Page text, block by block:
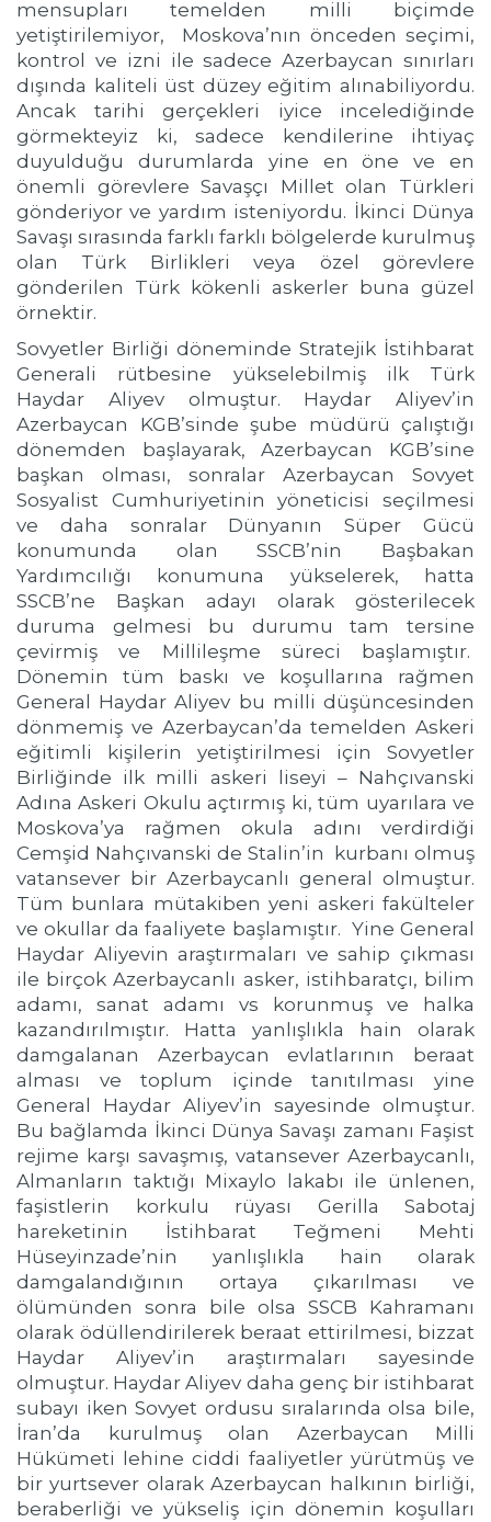
mensupları temelden milli biçimde
yetiştirilemiyor, Moskova’nın önceden seçimi,
kontrol ve izni ile sadece Azerbaycan sınırları
dışında kaliteli üst düzey eğitim alınabiliyordu.
Ancak tarihi gerçekleri iyice incelediğinde
görmekteyiz ki, sadece kendilerine ihtiyaç
duyulduğu durumlarda yine en öne ve en
önemli görevlere Savaşçı Millet olan Türkleri
gönderiyor ve yardım isteniyordu. İkinci Dünya
Savaşı sırasında farklı farklı bölgelerde kurulmuş
olan Türk Birlikleri veya özel görevlere
gönderilen Türk kökenli askerler buna güzel
örnektir.
Sovyetler Birliği döneminde Stratejik İstihbarat
Generali rütbesine yükselebilmiş ilk Türk
Haydar Aliyev olmuştur. Haydar Aliyev’in
Azerbaycan KGB’sinde şube müdürü çalıştığı
dönemden başlayarak, Azerbaycan KGB’sine
başkan olması, sonralar Azerbaycan Sovyet
Sosyalist Cumhuriyetinin yöneticisi seçilmesi
ve daha sonralar Dünyanın Süper Gücü
konumunda olan SSCB’nin Başbakan
Yardımcılığı konumuna yükselerek, hatta
SSCB’ne Başkan adayı olarak gösterilecek
duruma gelmesi bu durumu tam tersine
çevirmiş ve Millileşme süreci başlamıştır.
Dönemin tüm baskı ve koşullarına rağmen
General Haydar Aliyev bu milli düşüncesinden
dönmemiş ve Azerbaycan’da temelden Askeri
eğitimli kişilerin yetiştirilmesi için Sovyetler
Birliğinde ilk milli askeri liseyi – Nahçıvanski
Adına Askeri Okulu açtırmış ki, tüm uyarılara ve
Moskova’ya rağmen okula adını verdirdiği
Cemşid Nahçıvanski de Stalin’in kurbanı olmuş
vatansever bir Azerbaycanlı general olmuştur.
Tüm bunlara mütakiben yeni askeri fakülteler
ve okullar da faaliyete başlamıştır. Yine General
Haydar Aliyevin araştırmaları ve sahip çıkması
ile birçok Azerbaycanlı asker, istihbaratçı, bilim
adamı, sanat adamı vs korunmuş ve halka
kazandırılmıştır. Hatta yanlışlıkla hain olarak
damgalanan Azerbaycan evlatlarının beraat
alması ve toplum içinde tanıtılması yine
General Haydar Aliyev’in sayesinde olmuştur.
Bu bağlamda İkinci Dünya Savaşı zamanı Faşist
rejime karşı savaşmış, vatansever Azerbaycanlı,
Almanların taktığı Mixaylo lakabı ile ünlenen,
faşistlerin korkulu rüyası Gerilla Sabotaj
hareketinin İstihbarat Teğmeni Mehti
Hüseyinzade’nin yanlışlıkla hain olarak
damgalandığının ortaya çıkarılması ve
ölümünden sonra bile olsa SSCB Kahramanı
olarak ödüllendirilerek beraat ettirilmesi, bizzat
Haydar Aliyev’in araştırmaları sayesinde
olmuştur. Haydar Aliyev daha genç bir istihbarat
subayı iken Sovyet ordusu sıralarında olsa bile,
İran’da kurulmuş olan Azerbaycan Milli
Hükümeti lehine ciddi faaliyetler yürütmüş ve
bir yurtsever olarak Azerbaycan halkının birliği,
beraberliği ve yükseliş için dönemin koşulları